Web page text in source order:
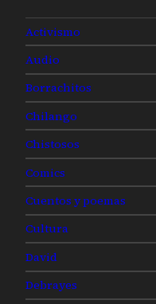
Activismo
Audio
Borrachitos
Chilango
Chistosos
Comics
Cuentos y poemas
Cultura
David
Debrayes